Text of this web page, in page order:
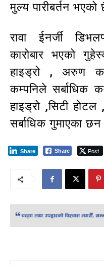
मुल्य पारीबर्तन
रावा ईनर्जी
कारोबार भएको
हाइड्रो , अरुण
कम्पनिले सर्बाधिक
हाइड्रो ,सिटी
सर्बाधिक गुमाएका छन
Share Post
Share